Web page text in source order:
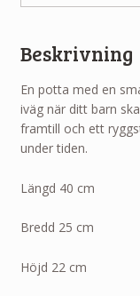
Beskrivning
En potta med en
iväg när ditt barn
framtill och ett
under tiden.
Längd 40 cm
Bredd 25 cm
Höjd 22 cm